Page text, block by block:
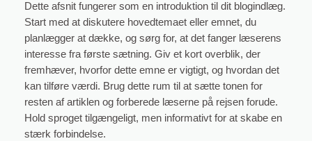
Dette afsnit fungerer som en introduktion til dit blogindlæg.
Start med at diskutere hovedtemaet eller emnet, du
planlægger at dække, og sørg for, at det fanger læserens
interesse fra første sætning. Giv et kort overblik, der
fremhæver, hvorfor dette emne er vigtigt, og hvordan det
kan tilføre værdi. Brug dette rum til at sætte tonen for
resten af artiklen og forberede læserne på rejsen forude.
Hold sproget tilgængeligt, men informativt for at skabe en
stærk forbindelse.